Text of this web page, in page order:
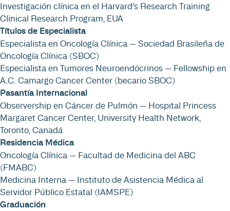
Investigación clínica en el Harvard’s Research Training
Clinical Research Program, EUA
Títulos de Especialista
Especialista en Oncología Clínica — Sociedad Brasileña de
Oncología Clínica (SBOC)
Especialista en Tumores Neuroendócrinos — Fellowship en
A.C. Camargo Cancer Center (becario SBOC)
Pasantía Internacional
Observership en Cáncer de Pulmón — Hospital Princess
Margaret Cancer Center, University Health Network,
Toronto, Canadá
Residencia Médica
Oncología Clínica — Facultad de Medicina del ABC
(FMABC)
Medicina Interna — Instituto de Asistencia Médica al
Servidor Público Estatal (IAMSPE)
Graduación